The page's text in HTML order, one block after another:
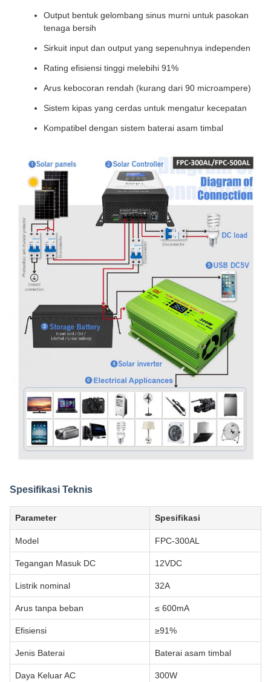
Output bentuk gelombang sinus murni untuk pasokan
tenaga bersih
Sirkuit input dan output yang sepenuhnya independen
Rating efisiensi tinggi melebihi 91%
Arus kebocoran rendah (kurang dari 90 microampere)
Sistem kipas yang cerdas untuk mengatur kecepatan
Kompatibel dengan sistem baterai asam timbal
Spesifikasi Teknis
Parameter Spesifikasi
Model FPC-300AL
Tegangan Masuk DC 12VDC
Listrik nominal 32A
Arus tanpa beban ≤ 600mA
Efisiensi ≥91%
Jenis Baterai Baterai asam timbal
Daya Keluar AC 300W